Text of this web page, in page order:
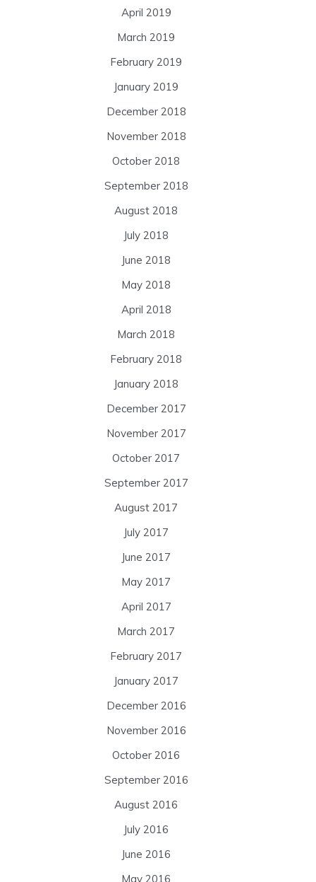
April 2019
March 2019
February 2019
January 2019
December 2018
November 2018
October 2018
September 2018
August 2018
July 2018
June 2018
May 2018
April 2018
March 2018
February 2018
January 2018
December 2017
November 2017
October 2017
September 2017
August 2017
July 2017
June 2017
May 2017
April 2017
March 2017
February 2017
January 2017
December 2016
November 2016
October 2016
September 2016
August 2016
July 2016
June 2016
May 2016